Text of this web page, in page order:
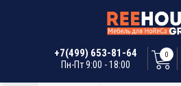
+7(499) 653-81-64
Пн-Пт 9:00 - 18:00
0